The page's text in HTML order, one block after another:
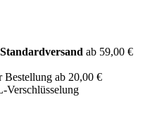
ab 59,00 €
Bestellung ab 20,00 €
Verschlüsselung